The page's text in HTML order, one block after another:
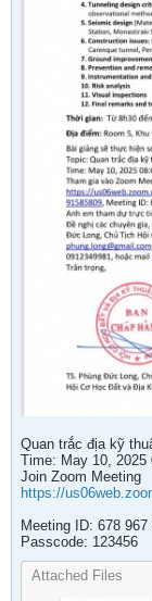
Quan trắc địa kỹ
Time: May 10, 2025
Join Zoom Meeting
https://
Meeting ID: 678 967
Passcode: 123456
Attached Files